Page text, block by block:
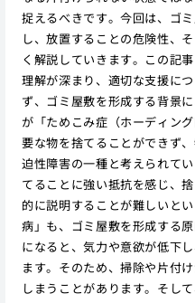
捉えるべきです。今回は、ゴ
し、放置することの危険性、
く解説していきます。この記
理解が深まり、適切な支援に
ず、ゴミ屋敷を形成する背景
が「ためこみ症（ホーディン
要な物を捨てることができず
迫性障害の一種と考えられて
てることに強い抵抗を感じ、
的に説明することが難しいと
病」も、ゴミ屋敷を形成する
になると、気力や意欲が低下
ます。そのため、掃除や片付
しまうことがあります。そし